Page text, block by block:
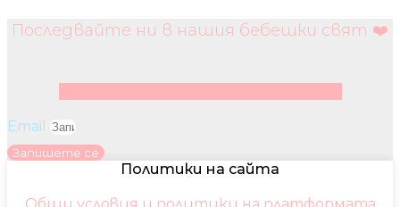
Последвайте ни в нашия бебешки свят ❤️
Email
Запишете се
Политики на сайта